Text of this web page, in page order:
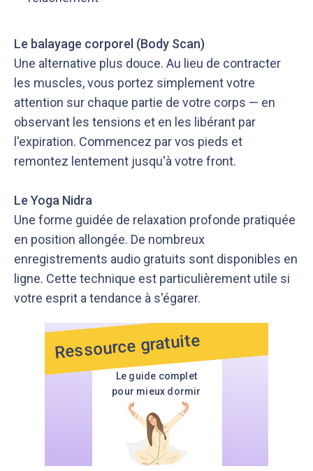
Le balayage corporel (Body Scan)
Une alternative plus douce. Au lieu de contracter
les muscles, vous portez simplement votre
attention sur chaque partie de votre corps — en
observant les tensions et en les libérant par
l'expiration. Commencez par vos pieds et
remontez lentement jusqu'à votre front.
Le Yoga Nidra
Une forme guidée de relaxation profonde pratiquée
en position allongée. De nombreux
enregistrements audio gratuits sont disponibles en
ligne. Cette technique est particulièrement utile si
votre esprit a tendance à s'égarer.
Le guide complet
pour mieux dormir
Ressource gratuite